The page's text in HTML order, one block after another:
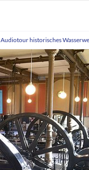
Audiotour historisches